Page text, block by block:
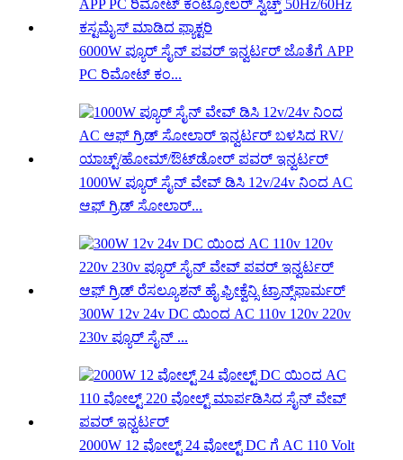
6000W ಪ್ಯೂರ್ ಸೈನ್ ಪವರ್ ಇನ್ವರ್ಟರ್ ಜೊತೆಗೆ APP
PC ರಿಮೋಟ್ ಕಂ...
1000W ಪ್ಯೂರ್ ಸೈನ್ ವೇವ್ ಡಿಸಿ 12v/24v ನಿಂದ AC
ಆಫ್ ಗ್ರಿಡ್ ಸೋಲಾರ್...
300W 12v 24v DC ಯಿಂದ AC 110v 120v 220v
230v ಪ್ಯೂರ್ ಸೈನ್ ...
2000W 12 ವೋಲ್ಟ್ 24 ವೋಲ್ಟ್ DC ಗೆ AC 110 Volt